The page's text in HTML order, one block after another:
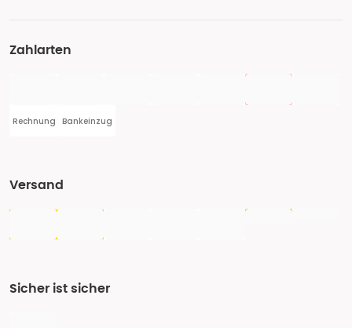
Zahlarten
Rechnung Bankeinzug
Versand
Sicher ist sicher